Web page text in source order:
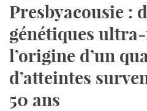
Presbyacousie :
génétiques
l’origine d’un
d’atteintes
50 ans